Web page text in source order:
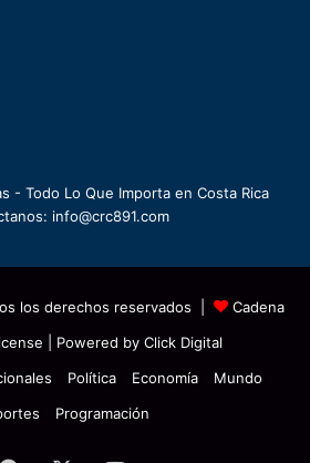
- Todo Lo Que Importa en Costa Rica
info@crc891.com
los derechos reservados |
Cadena
| Powered by Click Digital
Política Economía
Mundo
Programación